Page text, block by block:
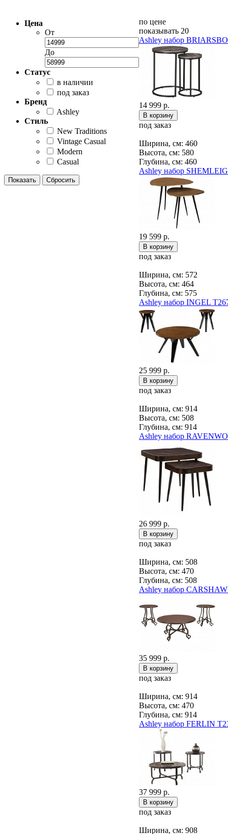
Цена
От
До
Статус
в наличии
под заказ
Бренд
Ashley
Стиль
New Traditions
Vintage Casual
Modern
Casual
по цене
показывать 20
Ashley набор
14 999 р.
под заказ
Ширина, см: 460
Высота, см: 580
Глубина, см: 460
Ashley набор
19 599 р.
под заказ
Ширина, см: 572
Высота, см: 464
Глубина, см: 575
Ashley набор INGEL
25 999 р.
под заказ
Ширина, см: 914
Высота, см: 508
Глубина, см: 914
Ashley набор
26 999 р.
под заказ
Ширина, см: 508
Высота, см: 470
Глубина, см: 508
Ashley набор
35 999 р.
под заказ
Ширина, см: 914
Высота, см: 470
Глубина, см: 914
Ashley набор FERLIN
37 999 р.
под заказ
Ширина, см: 908